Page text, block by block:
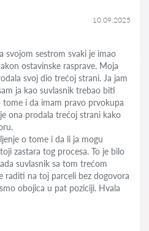
10.09.2025
svojom sestrom svaki je imao
ostavinske rasprave. Moja
svoj dio trećoj strani. Ja jam
ja kao suvlasnik trebao biti
i da imam pravo prvokupa
ona prodala trećoj strani kako
o tome i da li ja mogu
zastara tog procesa. To je bilo
suvlasnik sa tom trećom
raditi na toj parceli bez dogovora
obojica u pat poziciji. Hvala